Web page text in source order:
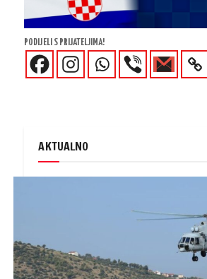
PODIJELI S PRIJATELJIMA!
AKTUALNO